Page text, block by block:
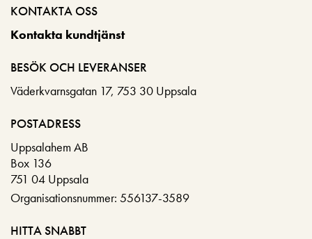
KONTAKTA OSS
Kontakta kundtjänst
BESÖK OCH LEVERANSER
Väderkvarnsgatan 17, 753 30 Uppsala
POSTADRESS
Uppsalahem AB
Box 136
751 04 Uppsala
Organisationsnummer: 556137-3589
HITTA SNABBT